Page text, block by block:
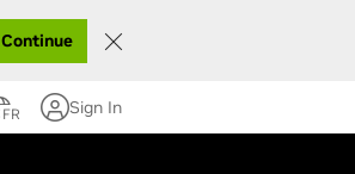
Continue
FR Sign In